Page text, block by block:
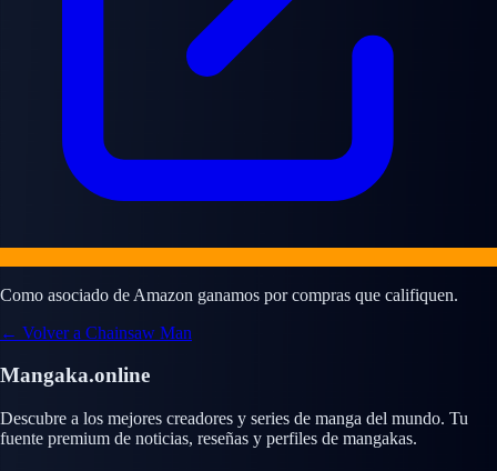
Como asociado de Amazon ganamos por compras que califiquen.
← Volver a Chainsaw Man
Mangaka.online
Descubre a los mejores creadores y series de manga del mundo. Tu
fuente premium de noticias, reseñas y perfiles de mangakas.